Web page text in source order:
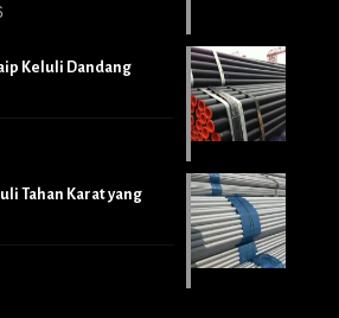
Keluli Dandang
Tahan Karat yang